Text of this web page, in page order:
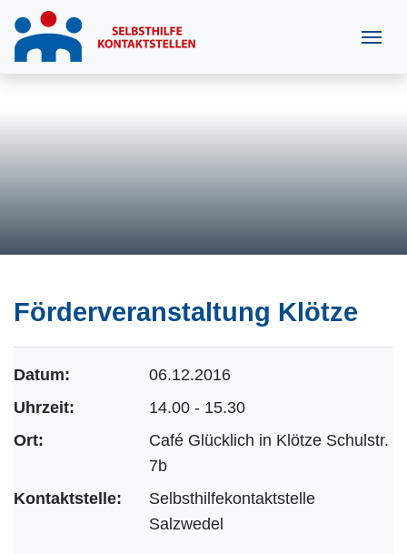
Förderveranstaltung Klötze
Datum:
06.12.2016
Uhrzeit:
14.00 - 15.30
Ort:
Café Glücklich in Klötze Schulstr.
7b
Kontaktstelle:
Selbsthilfekontaktstelle
Salzwedel